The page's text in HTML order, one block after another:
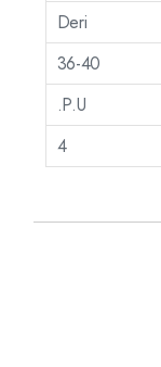
Deri
36-40
P.U.
4